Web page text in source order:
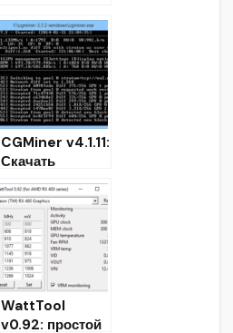
CGMiner v4.1.11:
Скачать
Биткойн майнер
для
GPU/FPGA/ASI
C
WattTool
v0.92: простой